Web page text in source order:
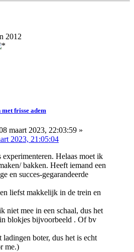
2012
frisse adem
maart 2023, 22:03:59 »
2023, 21:05:04
experimenteren. Helaas moet ik
bakken. Heeft iemand een
en succes-gegarandeerde
liefst makkelijk in de trein en
niet mee in een schaal, dus het
blokjes bijvoorbeeld . Of bv
boter, dus het is echt
me.)